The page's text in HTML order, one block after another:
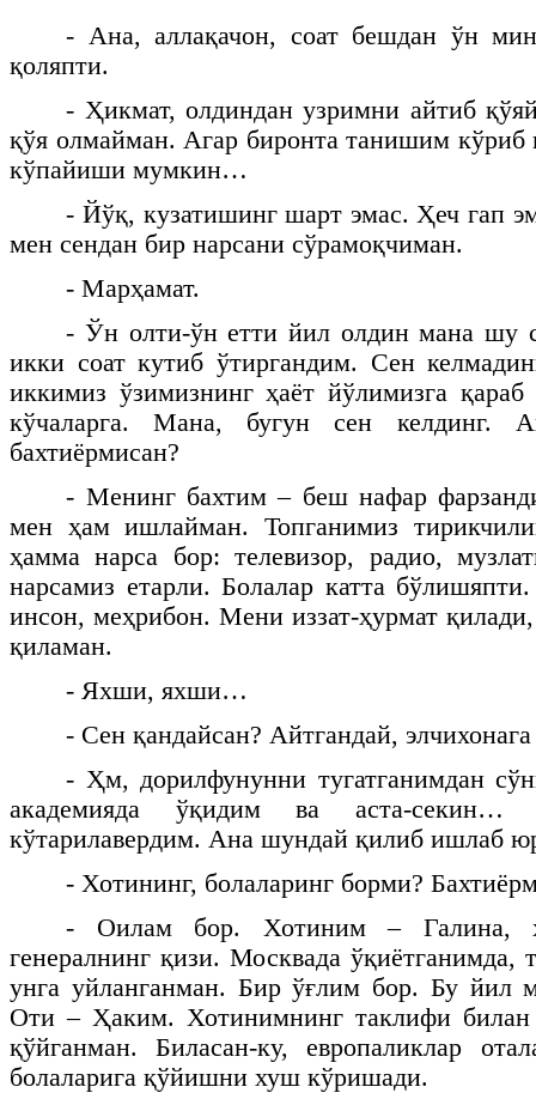
- Ана, аллақачон, соат бешдан ўн
қоляпти.
- Ҳикмат, олдиндан узримни айтиб
қўя олмайман. Агар биронта танишим кўриб
кўпайиши мумкин…
- Йўқ, кузатишинг шарт эмас. Ҳеч гап
мен сендан бир нарсани сўрамоқчиман.
- Марҳамат.
- Ўн олти-ўн етти йил олдин мана шу
икки соат кутиб ўтиргандим. Сен
иккимиз ўзимизнинг ҳаёт йўлимизга
кўчаларга. Мана, бугун сен келдинг.
бахтиёрмисан?
- Менинг бахтим – беш нафар
мен ҳам ишлайман. Топганимиз
ҳамма нарса бор: телевизор, радио,
нарсамиз етарли. Болалар катта
инсон, меҳрибон. Мени иззат-ҳурмат
қиламан.
- Яхши, яхши…
- Сен қандайсан? Айтгандай,
- Ҳм, дорилфунунни тугатганимдан
академияда ўқидим ва аста-секин…
кўтарилавердим. Ана шундай қилиб ишлаб
- Хотининг, болаларинг борми?
- Оилам бор. Хотиним – Галина,
генералнинг қизи. Москвада ўқиётганимда,
унга уйланганман. Бир ўғлим бор. Бу йил
Оти – Ҳаким. Хотинимнинг таклифи билан
қўйганман. Биласан-ку, европаликлар
болаларига қўйишни хуш кўришади.